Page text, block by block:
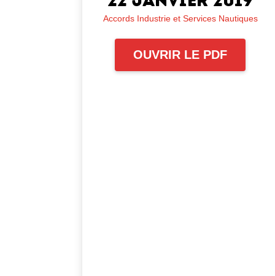
Accords Industrie et Services Nautiques
OUVRIR LE PDF